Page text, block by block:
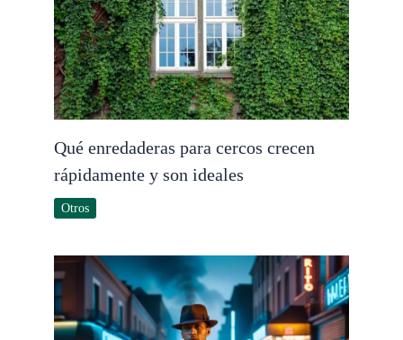
Qué enredaderas para cercos crecen
rápidamente y son ideales
Otros